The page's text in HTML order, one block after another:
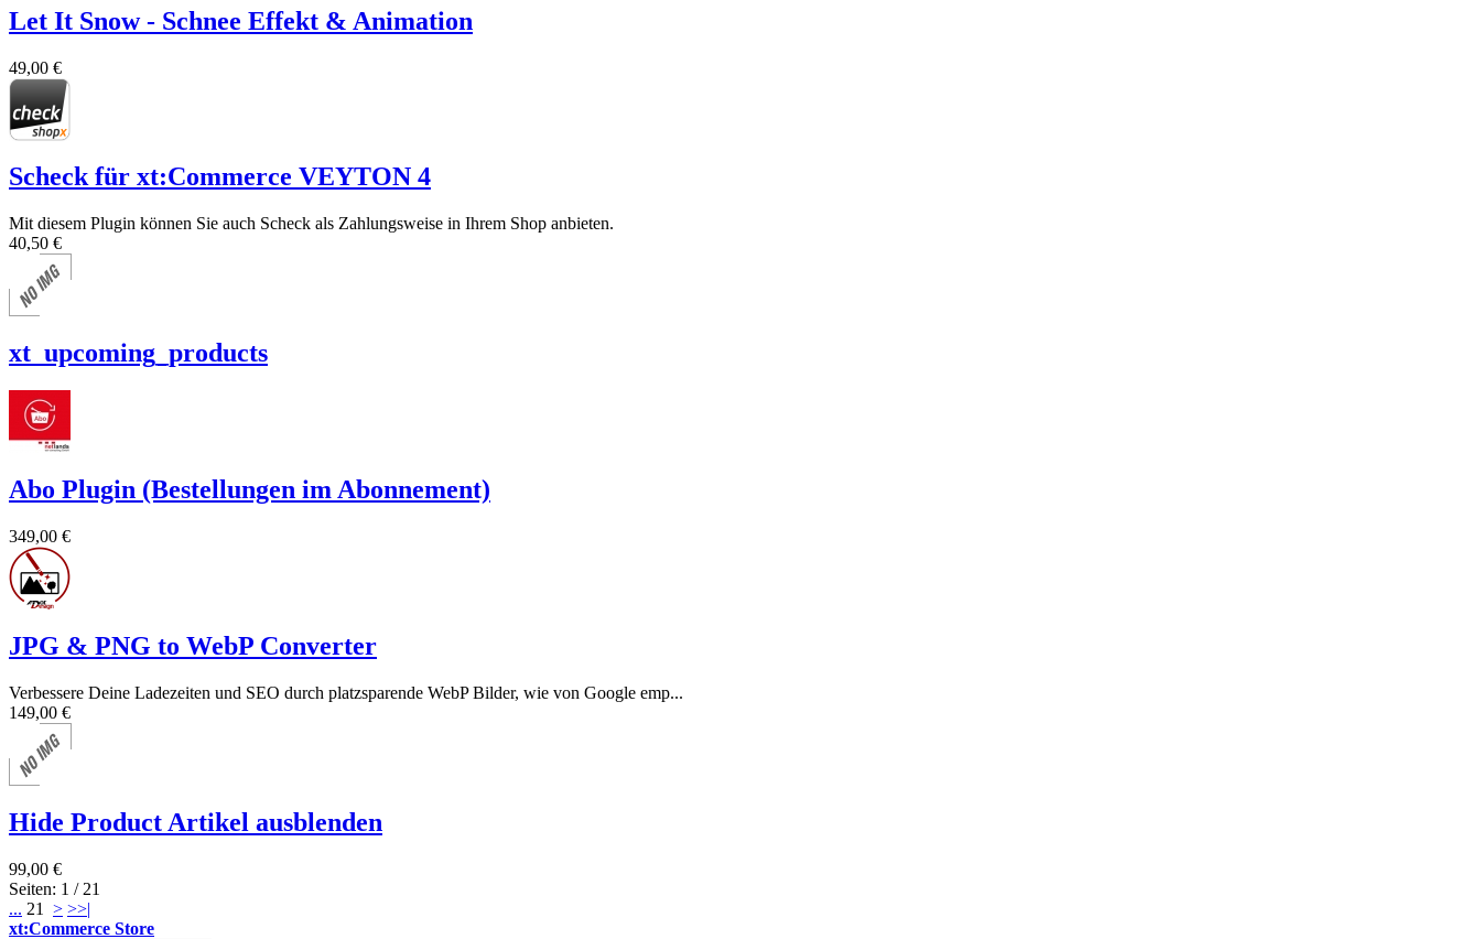
Let It Snow - Schnee Effekt & Animation
49,00 €
Scheck für xt:Commerce VEYTON 4
Mit diesem Plugin können Sie auch Scheck als Zahlungsweise in Ihrem Shop anbieten.
40,50 €
xt_upcoming_products
Abo Plugin (Bestellungen im Abonnement)
349,00 €
JPG & PNG to WebP Converter
Verbessere Deine Ladezeiten und SEO durch platzsparende WebP Bilder, wie von Google emp...
149,00 €
Hide Product Artikel ausblenden
99,00 €
Seiten: 1 / 21
... 21 > >>|
xt:Commerce Store